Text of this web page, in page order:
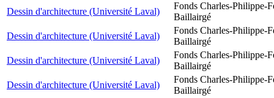
Dessin d'architecture (Université Laval)
Fonds Charles-Philippe-
Baillairgé
Dessin d'architecture (Université Laval)
Fonds Charles-Philippe-
Baillairgé
Dessin d'architecture (Université Laval)
Fonds Charles-Philippe-
Baillairgé
Dessin d'architecture (Université Laval)
Fonds Charles-Philippe-
Baillairgé